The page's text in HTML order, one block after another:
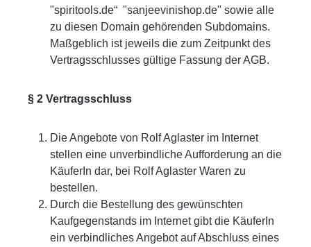
"spiritools.de“ "sanjeevinishop.de" sowie alle
zu diesen Domain gehörenden Subdomains.
Maßgeblich ist jeweils die zum Zeitpunkt des
Vertragsschlusses gültige Fassung der AGB.
§ 2 Vertragsschluss
Die Angebote von Rolf Aglaster im Internet
stellen eine unverbindliche Aufforderung an die
KäuferIn dar, bei Rolf Aglaster Waren zu
bestellen.
Durch die Bestellung des gewünschten
Kaufgegenstands im Internet gibt die KäuferIn
ein verbindliches Angebot auf Abschluss eines